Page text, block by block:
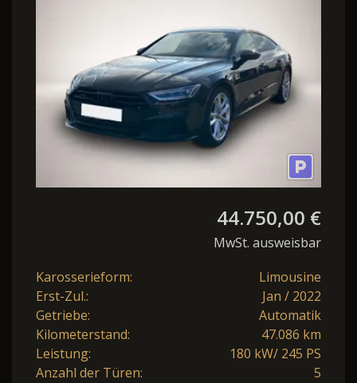
44.750,00 €
MwSt. ausweisbar
Karosserieform:
Limousine
Erst-Zul.:
Jan / 2022
Getriebe:
Automatik
Kilometerstand:
47.086 km
Leistung:
180 kW/ 245 PS
Anzahl der Türen:
5